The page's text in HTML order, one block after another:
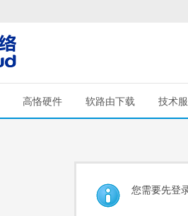
高恪硬件 软路由下载 技术
您需要先登